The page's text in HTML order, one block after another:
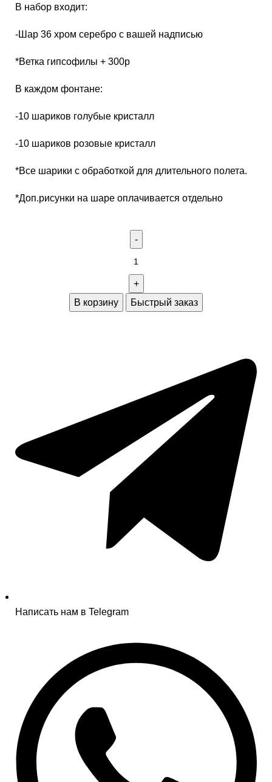
В набор входит:
-Шар 36 хром серебро с вашей надписью
*Ветка гипсофилы + 300р
В каждом фонтане:
-10 шариков голубые кристалл
-10 шариков розовые кристалл
*Все шарики с обработкой для длительного полета.
*Доп.рисунки на шаре оплачивается отдельно
В корзину Быстрый заказ
Написать нам в Telegram